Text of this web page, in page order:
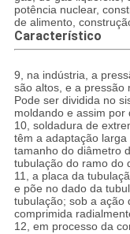
potência nuclear,
de alimento,
Característico
9, na indústria, a
são altos, e a pressão
Pode ser dividida no
moldando e assim por
10, soldadura de
têm a adaptação
tamanho do diâmetro
tubulação do ramo do
11, a placa da
e põe no dado da
tubulação; sob a ação
comprimida
12, em processo da